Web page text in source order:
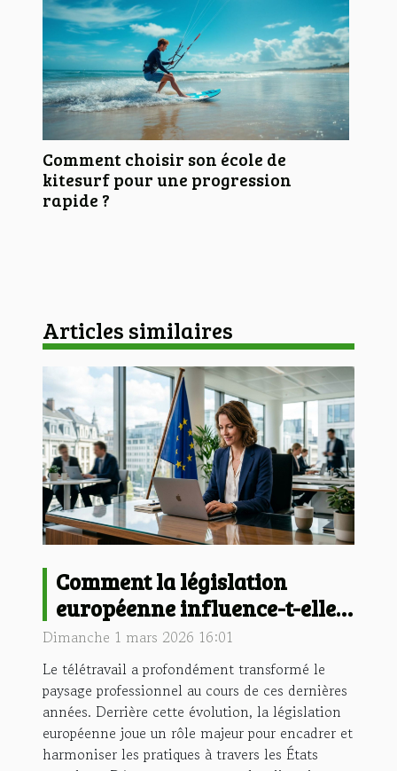
Comment choisir son école de
kitesurf pour une progression
rapide ?
Articles similaires
Comment la législation
européenne influence-t-elle
le télétravail ?
Dimanche 1 mars 2026 16:01
Le télétravail a profondément transformé le
paysage professionnel au cours de ces dernières
années. Derrière cette évolution, la législation
européenne joue un rôle majeur pour encadrer et
harmoniser les pratiques à travers les États